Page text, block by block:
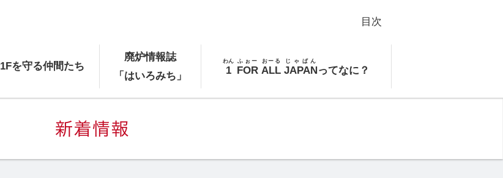
1Fを守る仲間たち
廃炉情報誌
「はいろみち」
1
わん
FOR
ふぉー
ALL
おーる
JAPAN
じゃぱん
ってなに？
目次